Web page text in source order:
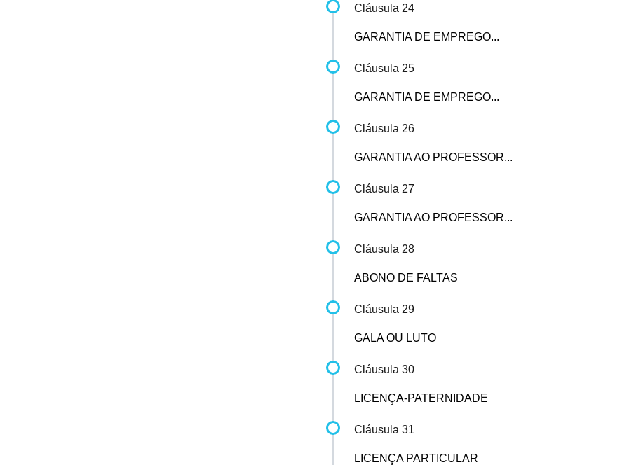
Cláusula 24
GARANTIA DE EMPREGO...
Cláusula 25
GARANTIA DE EMPREGO...
Cláusula 26
GARANTIA AO PROFESSOR...
Cláusula 27
GARANTIA AO PROFESSOR...
Cláusula 28
ABONO DE FALTAS
Cláusula 29
GALA OU LUTO
Cláusula 30
LICENÇA-PATERNIDADE
Cláusula 31
LICENÇA PARTICULAR